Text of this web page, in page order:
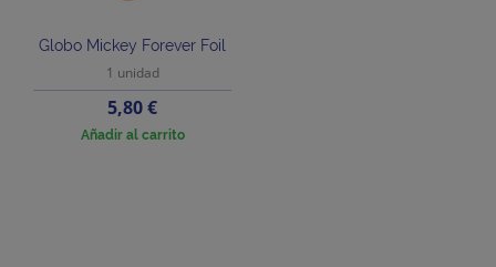
Globo Mickey Forever Foil
1 unidad
Precio
5,80 €
Añadir al carrito